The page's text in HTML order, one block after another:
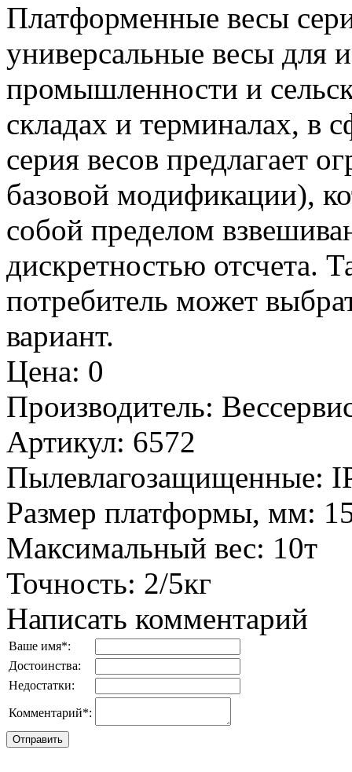
Платформенные весы
универсальные весы для
промышленности и
складах и терминалах, в
серия весов предлагает
базовой модификации),
собой пределом
дискретностью отсчета.
потребитель может
вариант.
Цена: 0
Производитель:
Артикул: 6572
Пылевлагозащищенные:
Размер платформы, мм:
Максимальный вес: 10т
Точность: 2/5кг
Написать комментарий
Ваше имя*:
Достоинства:
Недостатки:
Комментарий*: